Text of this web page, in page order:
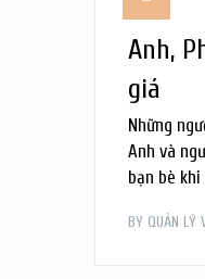
Anh,
giá
Những
Anh và
bạn bè
BY QUẢN LÝ